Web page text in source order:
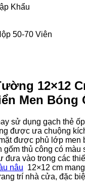
Khẩu
50-70 Viên
12×12
Men Bóng
sử dụng gạch thẻ
được ưa chuộng
được phủ lớp men
gốm thủ công có màu
đưa vào trong các
nâu 12×12 cm
trí nhà cửa, đặc